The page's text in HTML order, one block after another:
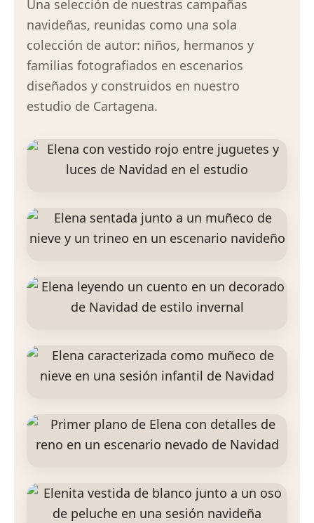
Una selección de nuestras campañas
navideñas, reunidas como una sola
colección de autor: niños, hermanos y
familias fotografiados en escenarios
diseñados y construidos en nuestro
estudio de Cartagena.